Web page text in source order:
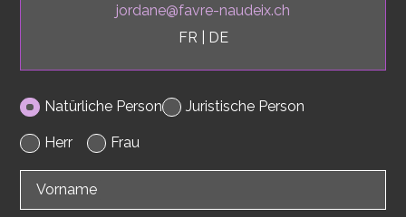
jordane@favre-naudeix.ch
FR
DE
Natürliche Person Juristische Person
Herr Frau
Vorname